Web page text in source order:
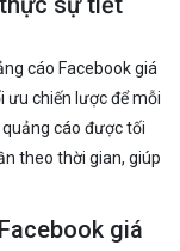
cáo Facebook giá
ưu chiến lược để mỗi
cáo được tối
theo thời gian, giúp
giá